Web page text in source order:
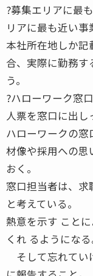
?募集エリアに最
リアに最も近い事
本社所在地しか
合、実際に勤務す
う。
?ハローワーク窓
人票を窓口に出し
ハローワークの窓
材像や採用への思
おく。
窓口担当者は、求
と考えている。
熱意を示す こと
くれ るようになる
そして忘れてい